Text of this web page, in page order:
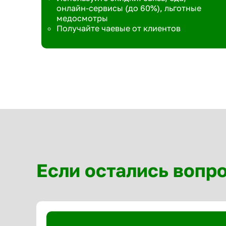
онлайн-сервисы (до 60%), льготные
медосмотры
Получайте чаевые от клиентов
Если остались